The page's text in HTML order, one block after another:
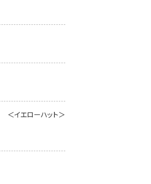
＜イエローハット＞